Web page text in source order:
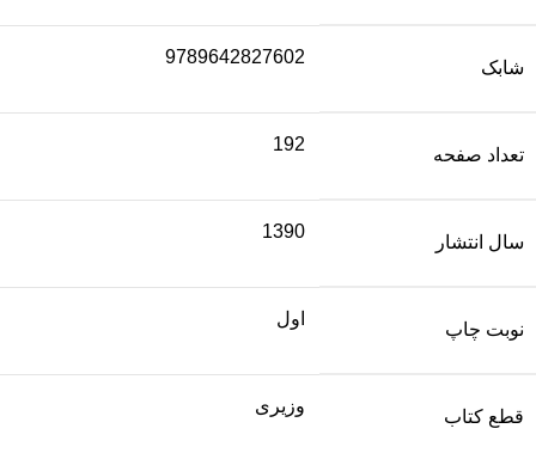
شابک
9789642827602
تعداد صفحه
192
سال انتشار
1390
نوبت چاپ
اول
قطع کتاب
وزیری